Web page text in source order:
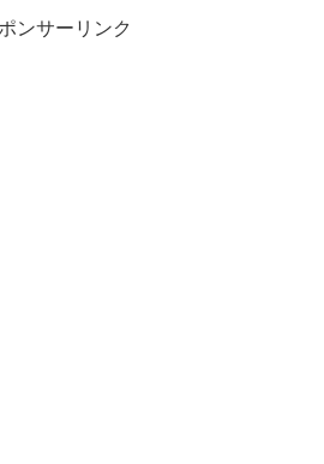
ンサーリンク